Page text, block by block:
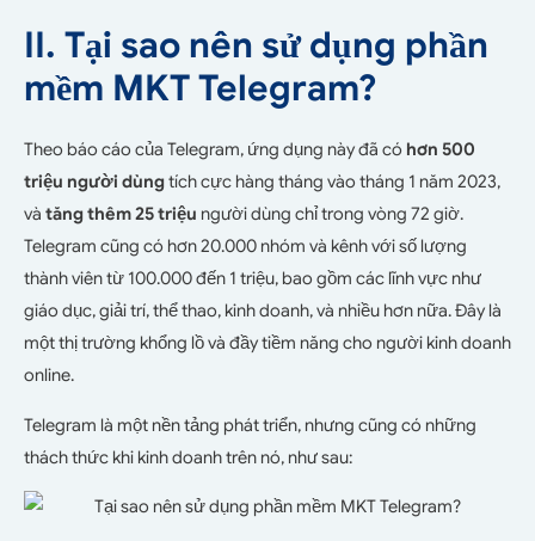
II. Tại sao nên sử dụng phần
mềm MKT Telegram?
Theo báo cáo của Telegram, ứng dụng này đã có hơn 500
triệu người dùngtích cực hàng tháng vào tháng 1 năm 2023,
và tăng thêm 25 triệu người dùng chỉ trong vòng 72 giờ.
Telegram cũng có hơn 20.000 nhóm và kênh với số lượng
thành viên từ 100.000 đến 1 triệu, bao gồm các lĩnh vực như
giáo dục, giải trí, thể thao, kinh doanh, và nhiều hơn nữa. Đây là
một thị trường khổng lồ và đầy tiềm năng cho người kinh doanh
online.
Telegram là một nền tảng phát triển, nhưng cũng có những
thách thức khi kinh doanh trên nó, như sau: